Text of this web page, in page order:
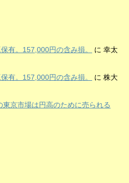
有。157,000円の含み損。 に 幸太
有。157,000円の含み損。
に 株大
京市場は円高のために売られる